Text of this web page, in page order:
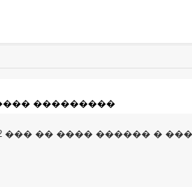
���������
�� ���� ������ �